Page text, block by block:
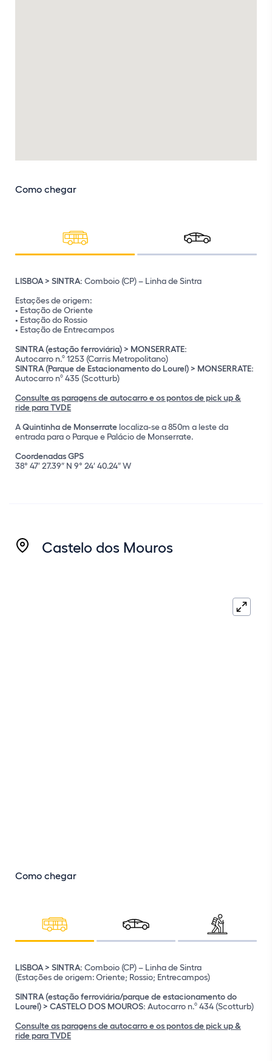
Como chegar
LISBOA > SINTRA: Comboio (CP) – Linha de Sintra
Estações de origem:
• Estação de Oriente
• Estação do Rossio
• Estação de Entrecampos
SINTRA (estação ferroviária) > MONSERRATE:
Autocarro n.º 1253 (Carris Metropolitano)
SINTRA (Parque de Estacionamento do Lourel) > MONSERRATE:
Autocarro nº 435 (Scotturb)
Consulte as paragens de autocarro e os pontos de pick up &
ride para TVDE
AQuintinha de Monserrate localiza-se a 850m a leste da
entrada para o Parque e Palácio de Monserrate.
Coordenadas GPS
38° 47′ 27.39″ N 9° 24′ 40.24″ W
Coordenadas GPS
Castelo dos Mouros
Como chegar
LISBOA > SINTRA: Comboio (CP) – Linha de Sintra
(Estações de origem: Oriente; Rossio; Entrecampos)
SINTRA (estação ferroviária/parque de estacionamento do
Lourel) > CASTELO DOS MOUROS: Autocarro n.º 434 (Scotturb)
Consulte as paragens de autocarro e os pontos de pick up &
ride para TVDE
IC19 (desde Lisboa)
EN9 (desde Cascais, pela A5)
Início: “Info Parques de Sintra”, em S. Pedro de Sintra
Distância: 1.770 metros